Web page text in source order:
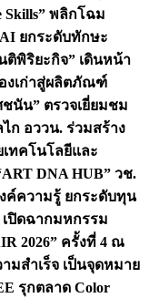
Skills” พลิกโฉม
AI ยกระดับทักษะ
ติพิริยะกิจ” เดินหน้า
องเก่าสู่ผลิตภัณฑ์
ชนัน” ตรวจเยี่ยมชม
ก อววน. ร่วมสร้าง
ทคโนโลยีและ
DNA HUB” วช.
ค์ความรู้ ยกระดับทุน
เปิดฉากมหกรรม
2026” ครั้งที่ 4 ณ
มสำเร็จ เป็นจุดหมาย
รุกตลาด Color